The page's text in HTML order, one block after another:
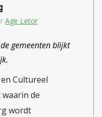
wel zat.
in
Age Letor
gemeenten blijkt
Cultureel
de
wordt